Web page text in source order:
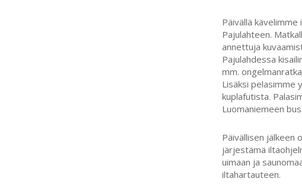
Päivällä
Pajulahteen.
annettuja
Pajulahdessa
mm.
Lisäksi pelasimme
kuplafutista.
Luomaniemeen
Päivällisen jälkeen
järjestämä
uimaan ja
iltahartauteen.